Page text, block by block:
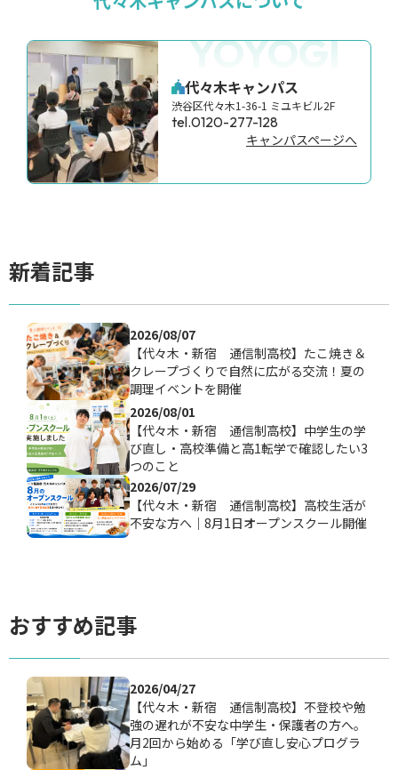
YOYOGI
代々木キャンパス
渋谷区代々木1-36-1 ミユキビル2F
tel.0120-277-128
キャンパスページへ
新着記事
2026/08/07
【代々木・新宿 通信制高校】たこ焼き＆
クレープづくりで自然に広がる交流！夏の
調理イベントを開催
2026/08/01
【代々木・新宿 通信制高校】中学生の学
び直し・高校準備と高1転学で確認したい3
つのこと
2026/07/29
【代々木・新宿 通信制高校】高校生活が
不安な方へ｜8月1日オープンスクール開催
おすすめ記事
2026/04/27
【代々木・新宿 通信制高校】不登校や勉
強の遅れが不安な中学生・保護者の方へ。
月2回から始める「学び直し安心プログラ
ム」